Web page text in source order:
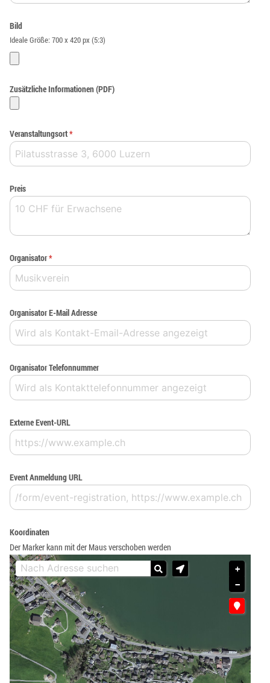
Bild
Ideale Größe: 700 x 420 px (5:3)
Zusätzliche Informationen (PDF)
Veranstaltungsort*
Preis
Organisator*
Organisator E-Mail Adresse
Organisator Telefonnummer
Externe Event-URL
Event Anmeldung URL
Koordinaten
Der Marker kann mit der Maus verschoben werden
+
−